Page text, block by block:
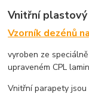
Vnitřní
Vzorník dezénů
vyroben ze
upraveném CPL
Vnitřní parapety jsou